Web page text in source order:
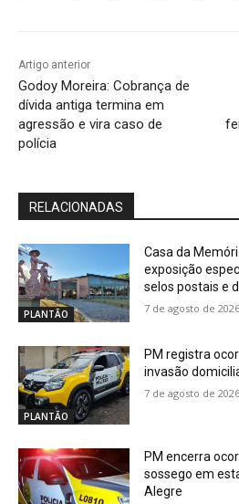
Artigo anterior
Godoy Moreira: Cobrança de
dívida antiga termina em
agressão e vira caso de
polícia
RELACIONADAS
PLANTÃO
Casa da
exposição
selos postais e
7 de agosto de 2026
PLANTÃO
PM registra
invasão
7 de agosto de 2026
PM encerra
sossego em
Alegre